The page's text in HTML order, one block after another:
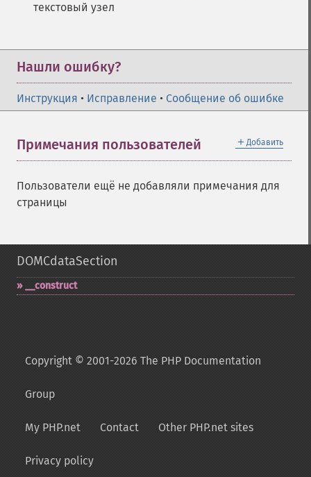
текстовый узел
Нашли ошибку?
Инструкция • Исправление • Сообщение об ошибке
＋ Добавить
Примечания пользователей
Пользователи ещё не добавляли примечания для
страницы
DOMCdataSection
_​_​construct
Copyright © 2001-2026 The PHP Documentation
Group
My PHP.net Contact Other PHP.net sites
Privacy policy